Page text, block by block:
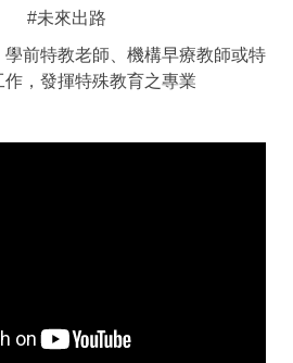
#未來出路
前特教老師、機構早療教師或特
作，發揮特殊教育之專業